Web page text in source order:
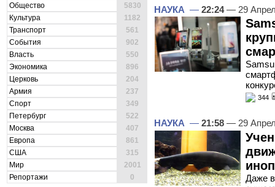
Общество
5830
Культура
1182
Транспорт
561
События
902
Власть
550
Экономика
896
Церковь
204
Армия
237
Спорт
349
Петербург
522
Москва
407
Европа
861
США
315
Мир
2001
Репортажи
0
НАУКА — 22:24— 29
344
НАУКА — 21:58 — 29
Даже